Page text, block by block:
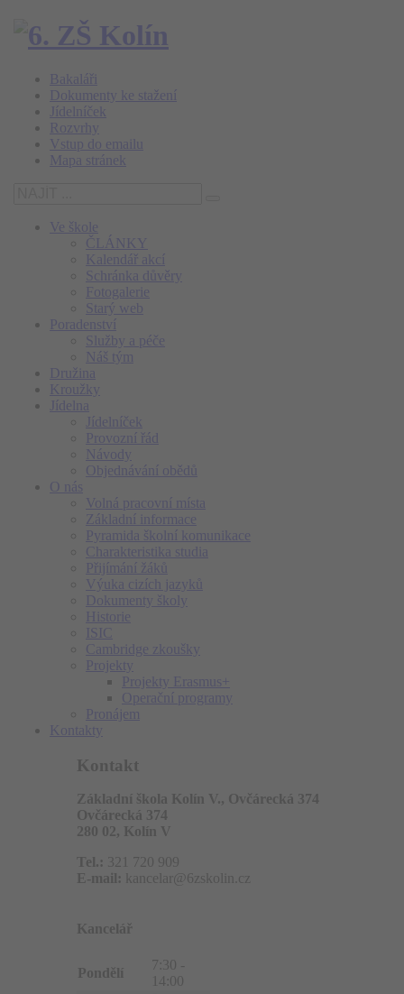
Bakaláři
Dokumenty ke stažení
Jídelníček
Rozvrhy
Vstup do emailu
Mapa stránek
Ve škole
ČLÁNKY
Kalendář akcí
Schránka důvěry
Fotogalerie
Starý web
Poradenství
Služby a péče
Náš tým
Družina
Kroužky
Jídelna
Jídelníček
Provozní řád
Návody
Objednávání obědů
O nás
Volná pracovní místa
Základní informace
Pyramida školní komunikace
Charakteristika studia
Přijímání žáků
Výuka cizích jazyků
Dokumenty školy
Historie
ISIC
Cambridge zkoušky
Projekty
Projekty Erasmus+
Operační programy
Pronájem
Kontakty
Kontakt
Základní škola Kolín V., Ovčárecká 374
Ovčárecká 374
280 02, Kolín V
Tel.:
321 720 909
E-mail: kancelar@6zskolin.cz
Kancelář
Pondělí
7:30 -
14:00